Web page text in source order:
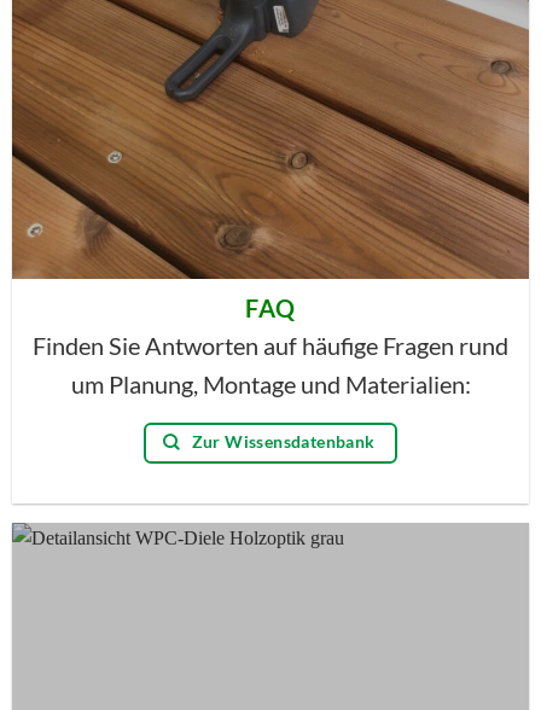
FAQ
Finden Sie Antworten auf häufige Fragen rund
um Planung, Montage und Materialien:
Zur Wissensdatenbank